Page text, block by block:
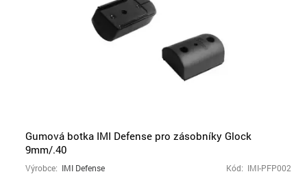
Gumová botka IMI Defense pro zásobníky Glock
9mm/.40
Výrobce: IMI Defense Kód: IMI-PFP002